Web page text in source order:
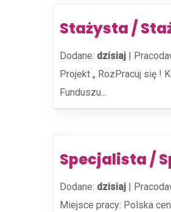
Stażysta /
Dodane: dzisiaj |
Projekt „ RozPracuj się !
Funduszu...
Specjalista /
Dodane: dzisiaj |
Miejsce pracy: Polska